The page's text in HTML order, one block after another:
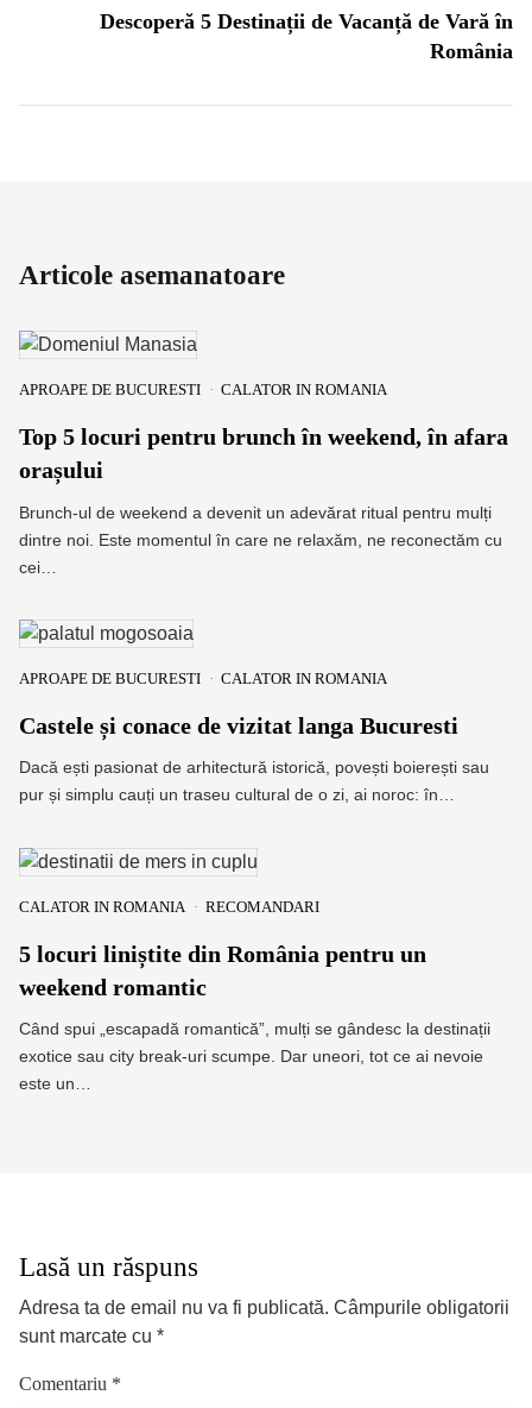
Descoperă 5 Destinații de Vacanță de Vară în
România
Articole asemanatoare
APROAPE DE BUCURESTI CALATOR IN ROMANIA
Top 5 locuri pentru brunch în weekend, în afara
orașului
Brunch-ul de weekend a devenit un adevărat ritual pentru mulți
dintre noi. Este momentul în care ne relaxăm, ne reconectăm cu
cei…
APROAPE DE BUCURESTI CALATOR IN ROMANIA
Castele și conace de vizitat langa Bucuresti
Dacă ești pasionat de arhitectură istorică, povești boierești sau
pur și simplu cauți un traseu cultural de o zi, ai noroc: în…
CALATOR IN ROMANIA RECOMANDARI
5 locuri liniștite din România pentru un
weekend romantic
Când spui „escapadă romantică”, mulți se gândesc la destinații
exotice sau city break-uri scumpe. Dar uneori, tot ce ai nevoie
este un…
Lasă un răspuns
Adresa ta de email nu va fi publicată. Câmpurile obligatorii
sunt marcate cu *
Comentariu *